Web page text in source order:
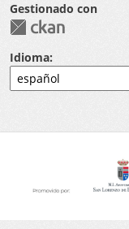
Gestionado con
Idioma